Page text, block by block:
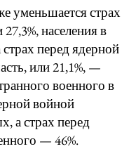
уменьшается страх
населения в
перед ядерной
или 21,1%, —
военного в
войной
а страх перед
— 46%.